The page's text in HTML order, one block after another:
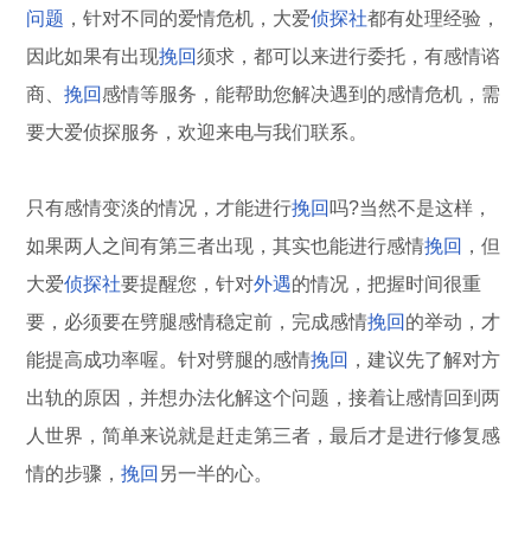
问题 ，针对不同的爱情危机，大爱侦探社都有处理经验，
因此如果有出现挽回须求，都可以来进行委托，有感情谘
商、挽回 感情等服务，能帮助您解决遇到的感情危机，需
要大爱侦探服务，欢迎来电与我们联系。
只有感情变淡的情况，才能进行挽回 吗?当然不是这样，
如果两人之间有第三者出现，其实也能进行感情挽回 ，但
大爱侦探社要提醒您，针对外遇的情况，把握时间很重
要，必须要在劈腿感情稳定前，完成感情挽回 的举动，才
能提高成功率喔。针对劈腿的感情挽回 ，建议先了解对方
出轨的原因，并想办法化解这个问题，接着让感情回到两
人世界，简单来说就是赶走第三者，最后才是进行修复感
情的步骤，挽回 另一半的心。